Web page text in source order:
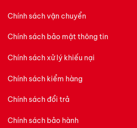
Chính sách vận chuyển
Chính sách bảo mật thông tin
Chính sách xử lý khiếu nại
Chính sách kiểm hàng
Chính sách đổi trả
Chính sách bảo hành